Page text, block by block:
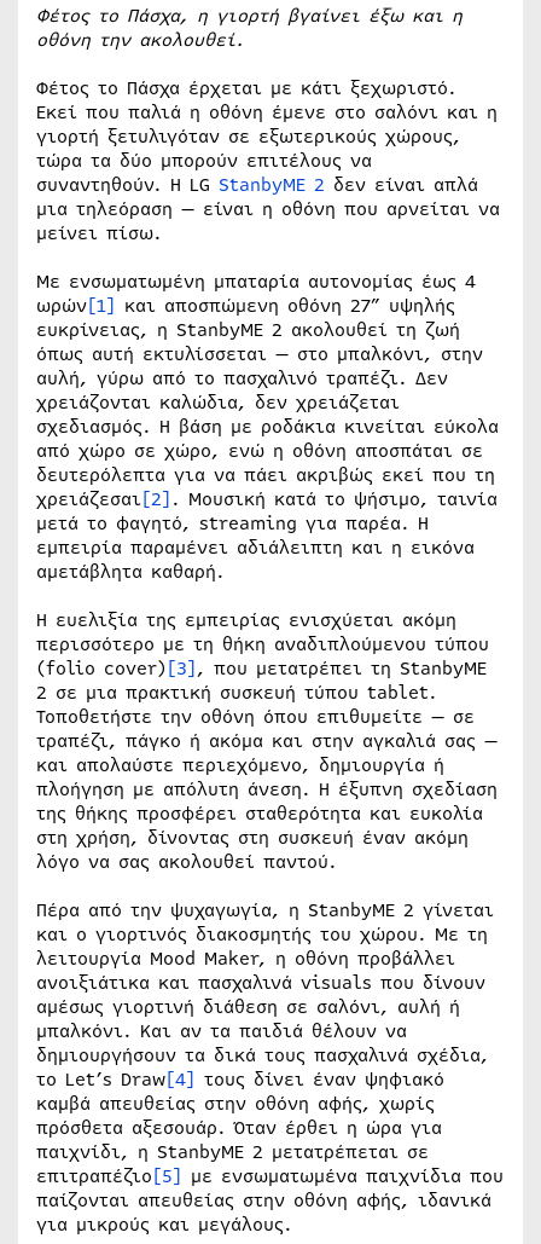
Φέτος το Πάσχα, η γιορτή βγαίνει έξω και η
οθόνη την ακολουθεί.
Φέτος το Πάσχα έρχεται με κάτι ξεχωριστό.
Εκεί που παλιά η οθόνη έμενε στο σαλόνι και η
γιορτή ξετυλιγόταν σε εξωτερικούς χώρους,
τώρα τα δύο μπορούν επιτέλους να
συναντηθούν. Η LG StanbyME 2 δεν είναι απλά
μια τηλεόραση — είναι η οθόνη που αρνείται να
μείνει πίσω.
Με ενσωματωμένη μπαταρία αυτονομίας έως 4
ωρών[1] και αποσπώμενη οθόνη 27” υψηλής
ευκρίνειας, η StanbyME 2 ακολουθεί τη ζωή
όπως αυτή εκτυλίσσεται — στο μπαλκόνι, στην
αυλή, γύρω από το πασχαλινό τραπέζι. Δεν
χρειάζονται καλώδια, δεν χρειάζεται
σχεδιασμός. Η βάση με ροδάκια κινείται εύκολα
από χώρο σε χώρο, ενώ η οθόνη αποσπάται σε
δευτερόλεπτα για να πάει ακριβώς εκεί που τη
χρειάζεσαι[2]. Μουσική κατά το ψήσιμο, ταινία
μετά το φαγητό, streaming για παρέα. Η
εμπειρία παραμένει αδιάλειπτη και η εικόνα
αμετάβλητα καθαρή.
Η ευελιξία της εμπειρίας ενισχύεται ακόμη
περισσότερο με τη θήκη αναδιπλούμενου τύπου
(folio cover)[3], που μετατρέπει τη StanbyME
2 σε μια πρακτική συσκευή τύπου tablet.
Τοποθετήστε την οθόνη όπου επιθυμείτε — σε
τραπέζι, πάγκο ή ακόμα και στην αγκαλιά σας —
και απολαύστε περιεχόμενο, δημιουργία ή
πλοήγηση με απόλυτη άνεση. Η έξυπνη σχεδίαση
της θήκης προσφέρει σταθερότητα και ευκολία
στη χρήση, δίνοντας στη συσκευή έναν ακόμη
λόγο να σας ακολουθεί παντού.
Πέρα από την ψυχαγωγία, η StanbyME 2 γίνεται
και ο γιορτινός διακοσμητής του χώρου. Με τη
λειτουργία Mood Maker, η οθόνη προβάλλει
ανοιξιάτικα και πασχαλινά visuals που δίνουν
αμέσως γιορτινή διάθεση σε σαλόνι, αυλή ή
μπαλκόνι. Και αν τα παιδιά θέλουν να
δημιουργήσουν τα δικά τους πασχαλινά σχέδια,
το Let’s Draw[4] τους δίνει έναν ψηφιακό
καμβά απευθείας στην οθόνη αφής, χωρίς
πρόσθετα αξεσουάρ. Όταν έρθει η ώρα για
παιχνίδι, η StanbyME 2 μετατρέπεται σε
επιτραπέζιο[5] με ενσωματωμένα παιχνίδια που
παίζονται απευθείας στην οθόνη αφής, ιδανικά
για μικρούς και μεγάλους.